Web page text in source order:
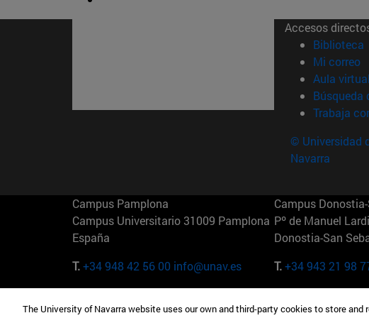
Accesos
Biblioteca
Mi correo
Aula
Búsqueda
Trabaja
© Universidad
Navarra
Campus Pamplona
Campus Universitario 31009 Pamplona
España
T.+34 948 42 56 00 info@unav.es
Campus
Pº de Manuel
Donostia-San
T.+34 943 21 98
Camino del Cerro Águila 3 28023
165 W 57th St
The University of Navarra website uses our own and third-party cookies to store and